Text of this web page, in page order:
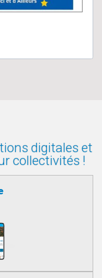
digitales et
collectivités !